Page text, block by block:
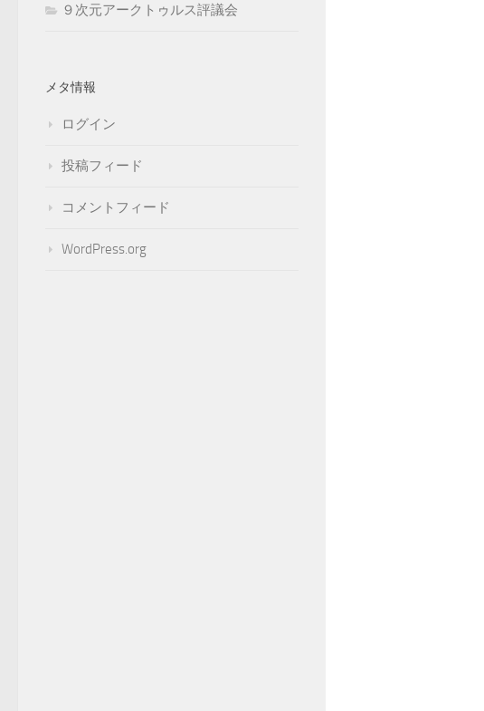
９次元アークトゥルス評議会
メタ情報
ログイン
投稿フィード
コメントフィード
WordPress.org